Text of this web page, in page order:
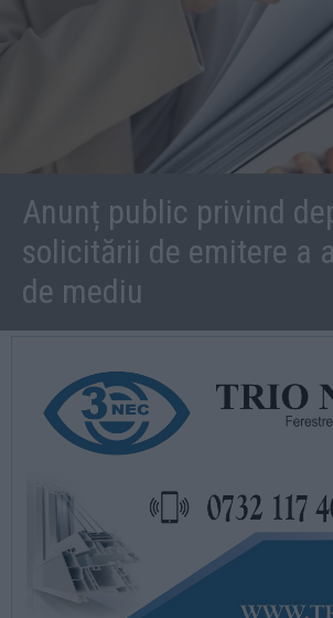
Anunț public privind
solicitării de emitere a
de mediu